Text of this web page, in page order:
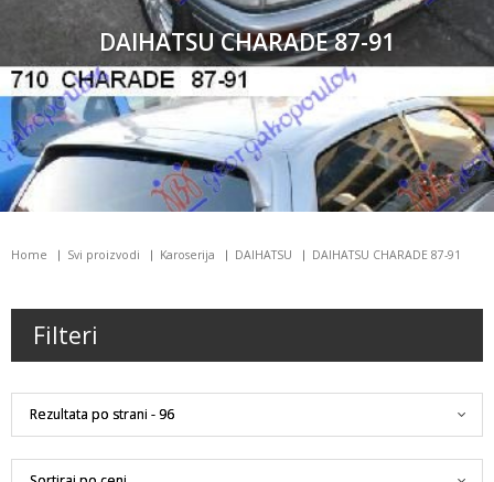
DAIHATSU CHARADE 87-91
Home Svi proizvodi Karoserija DAIHATSU DAIHATSU CHARADE 87-91
Filteri